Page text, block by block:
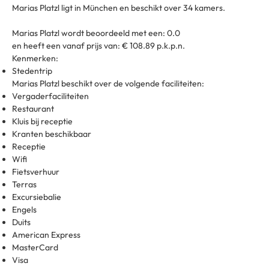
Marias Platzl ligt in München en beschikt over 34 kamers.
Marias Platzl wordt beoordeeld met een: 0.0
en heeft een vanaf prijs van: € 108.89 p.k.p.n.
Kenmerken:
Stedentrip
Marias Platzl beschikt over de volgende faciliteiten:
Vergaderfaciliteiten
Restaurant
Kluis bij receptie
Kranten beschikbaar
Receptie
Wifi
Fietsverhuur
Terras
Excursiebalie
Engels
Duits
American Express
MasterCard
Visa